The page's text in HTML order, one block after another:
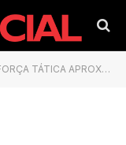
TÁTICA APROXIMA JOVENS DA REALIDADE POLICIAL EM ATIVIDADE NAS ESCOLAS CÍVICO-MILITARES DE ILHABELA